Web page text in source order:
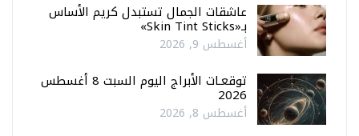
عاشقات الجمال تستبدل كريم الأساس
بـ«Skin Tint Sticks»
أغسطس 9, 2026
توقعـات الأبراج اليوم السبت 8 أغسطس
2026
أغسطس 8, 2026